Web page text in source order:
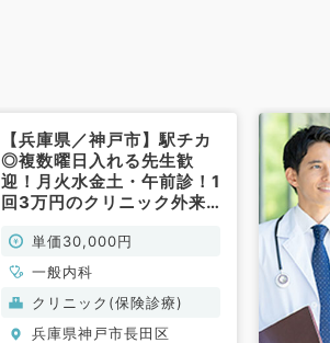
【兵庫県／神戸市】駅チカ
◎複数曜日入れる先生歓
迎！月火水金土・午前診！1
回3万円のクリニック外来
単価30,000円
一般内科
クリニック(保険診療)
兵庫県神戸市長田区